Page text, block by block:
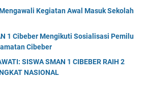
Kegiatan Awal Masuk Sekolah
1 Cibeber Mengikuti Sosialisasi Pemilu
Cibeber
SISWA SMAN 1 CIBEBER RAIH 2
NASIONAL